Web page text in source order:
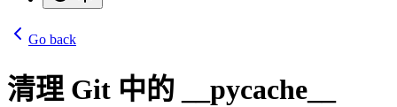
Go back
清理 Git 中的 __pycache__